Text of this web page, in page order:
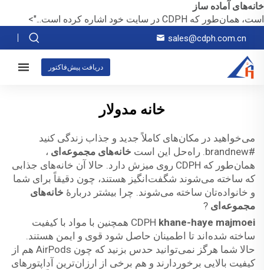
خانه‌های آماده ساز
است، همان‌طور که CDPH در سایت خود اشاره کرده است...">
sales@cdph.com.cn
دریافت پیش‌فاکتور
خانه مدولار
می‌خواهید در مکان‌های کاملاً جدید و جذاب زندگی کنید
#brandnew. راه‌حل این است
خانه‌های مجموعه‌ای ،
همان‌طور که CDPH روی میزش دارد. حالا آن خانه‌های جذابی
که ساخته می‌شوند شگفت‌انگیز هستند، چون دقیقاً برای شما
و خانواده‌تان ساخته می‌شوند. چرا بیشتر دربارهٔ خانه‌های
مجموعه‌ای ?
CDPH khane-haye majmoei
همچنین با مواد با کیفیت
ساخته شده‌اند تا اطمینان حاصل شود قوی و ایمن هستند.
حالا شما هرگز نمی‌توانید حدس بزنید که چون AirPods هم از
کیفیت بالایی برخوردارند و هم برخی از ارزان‌ترین آداپتورهای